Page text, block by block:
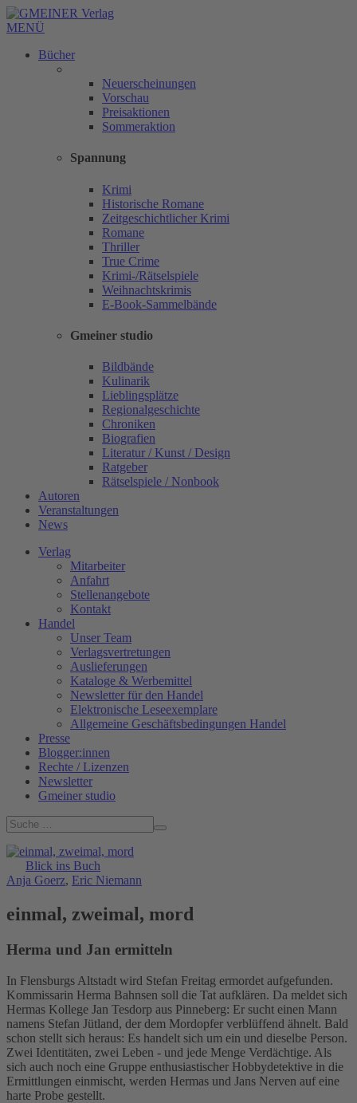
MENÜ
Bücher
Neuerscheinungen
Vorschau
Preisaktionen
Sommeraktion
Spannung
Krimi
Historische Romane
Zeitgeschichtlicher Krimi
Romane
Thriller
True Crime
Krimi-/Rätselspiele
Weihnachtskrimis
E-Book-Sammelbände
Gmeiner studio
Bildbände
Kulinarik
Lieblingsplätze
Regionalgeschichte
Chroniken
Biografien
Literatur / Kunst / Design
Ratgeber
Rätselspiele / Nonbook
Autoren
Veranstaltungen
News
Verlag
Mitarbeiter
Anfahrt
Stellenangebote
Kontakt
Handel
Unser Team
Verlagsvertretungen
Auslieferungen
Kataloge & Werbemittel
Newsletter für den Handel
Elektronische Leseexemplare
Allgemeine Geschäftsbedingungen Handel
Presse
Blogger:innen
Rechte / Lizenzen
Newsletter
Gmeiner studio
Blick ins Buch
Anja Goerz, Eric Niemann
einmal, zweimal, mord
Herma und Jan ermitteln
In Flensburgs Altstadt wird Stefan Freitag ermordet aufgefunden.
Kommissarin Herma Bahnsen soll die Tat aufklären. Da meldet sich
Hermas Kollege Jan Tesdorp aus Pinneberg: Er sucht einen Mann
namens Stefan Jütland, der dem Mordopfer verblüffend ähnelt. Bald
schon stellt sich heraus: Es handelt sich um ein und dieselbe Person.
Zwei Identitäten, zwei Leben - und jede Menge Verdächtige. Als
sich auch noch eine Gruppe enthusiastischer Hobbydetektive in die
Ermittlungen einmischt, werden Hermas und Jans Nerven auf eine
harte Probe gestellt.